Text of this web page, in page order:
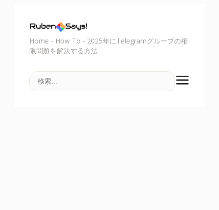
Home - How To - 2025年にTelegramグループの権
限問題を解決する方法